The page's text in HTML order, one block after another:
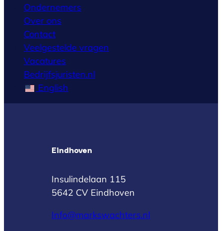
Ondernemers
Over ons
Contact
Veelgestelde vragen
Vacatures
Bedrijfsjuristen.nl
English
Eindhoven
Insulindelaan 115
5642 CV Eindhoven
Info@markswachters.nl